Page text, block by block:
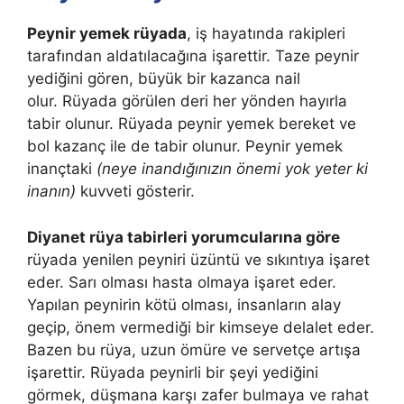
Peynir yemek rüyada, iş hayatında rakipleri
tarafından aldatılacağına işarettir. Taze peynir
yediğini gören, büyük bir kazanca nail
olur. Rüyada görülen deri her yönden hayırla
tabir olunur. Rüyada peynir yemek bereket ve
bol kazanç ile de tabir olunur. Peynir yemek
inançtaki (neye inandığınızın önemi yok yeter ki
inanın) kuvveti gösterir.
Diyanet rüya tabirleri yorumcularına göre
rüyada yenilen peyniri üzüntü ve sıkıntıya işaret
eder. Sarı olması hasta olmaya işaret eder.
Yapılan peynirin kötü olması, insanların alay
geçip, önem vermediği bir kimseye delalet eder.
Bazen bu rüya, uzun ömüre ve servetçe artışa
işarettir. Rüyada peynirli bir şeyi yediğini
görmek, düşmana karşı zafer bulmaya ve rahat